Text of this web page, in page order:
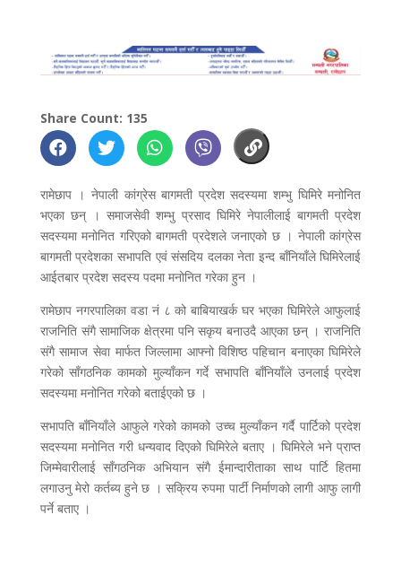
Share Count: 135
रामेछाप । नेपाली कांग्रेस बागमती प्रदेश सदस्यमा शम्भु घिमिरे मनोनित
भएका छन् । समाजसेवी शम्भु प्रसाद घिमिरे नेपालीलाई बागमती प्रदेश
सदस्यमा मनोनित गरिएको बागमती प्रदेशले जनाएको छ । नेपाली कांग्रेस
बागमती प्रदेशका सभापति एवं संसदिय दलका नेता इन्द बाँनियाँले घिमिरेलाई
आईतबार प्रदेश सदस्य पदमा मनोनित गरेका हुन ।
रामेछाप नगरपालिका वडा नं ८ को बाबियाखर्क घर भएका घिमिरेले आफुलाई
राजनिति संगै सामाजिक क्षेत्रमा पनि सकृय बनाउदै आएका छन् । राजनिति
संगै सामाज सेवा मार्फत जिल्लामा आफ्नो विशिष्ठ पहिचान बनाएका घिमिरेले
गरेको साँगठनिक कामको मुल्याँकन गर्दे सभापति बाँनियाँले उनलाई प्रदेश
सदस्यमा मनोनित गरेको बताईएको छ ।
सभापति बाँनियाँले आफुले गरेको कामको उच्च मुल्याँकन गर्दै पार्टिको प्रदेश
सदस्यमा मनोनित गरी धन्यवाद दिएको घिमिरेले बताए । घिमिरेले भने प्राप्त
जिम्मेवारीलाई साँगठनिक अभियान संगै ईमान्दारीताका साथ पार्टि हितमा
लगाउनु मेरो कर्तब्य हुने छ । सक्रिय रुपमा पार्टी निर्माणको लागी आफु लागी
पर्ने बताए ।